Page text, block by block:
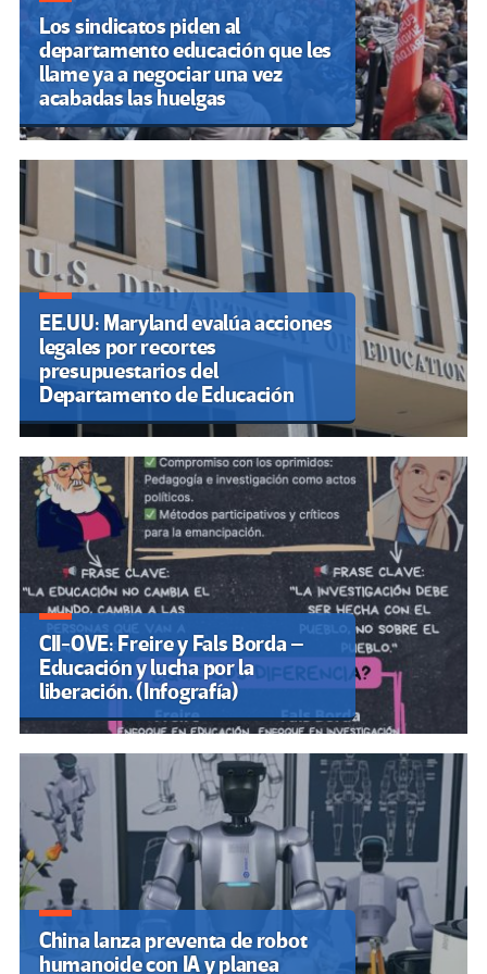
Los sindicatos piden al
departamento educación que les
llame ya a negociar una vez
acabadas las huelgas
EE.UU: Maryland evalúa acciones
legales por recortes
presupuestarios del
Departamento de Educación
CII-OVE: Freire y Fals Borda –
Educación y lucha por la
liberación. (Infografía)
China lanza preventa de robot
humanoide con IA y planea